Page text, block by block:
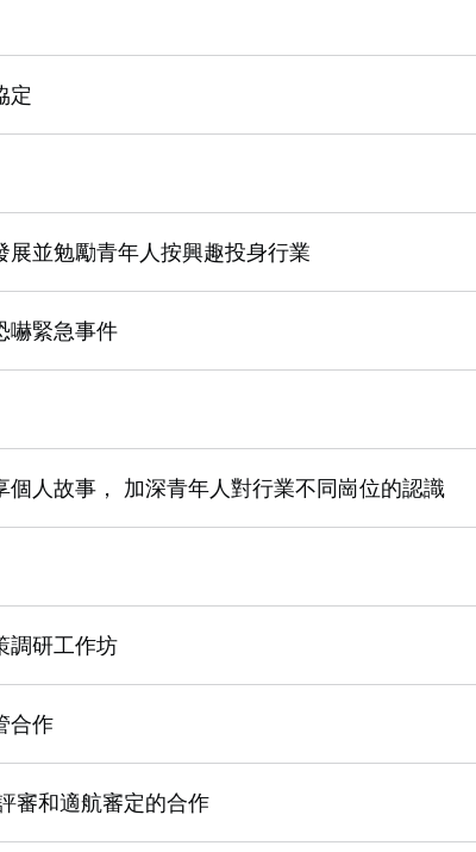
定
並勉勵青年人按興趣投身行業
嚇緊急事件
人故事， 加深青年人對行業不同崗位的認識
調研工作坊
合作
審和適航審定的合作